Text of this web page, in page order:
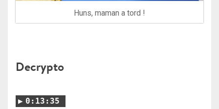
Huns, maman a tord !
Decrypto
0:13:35